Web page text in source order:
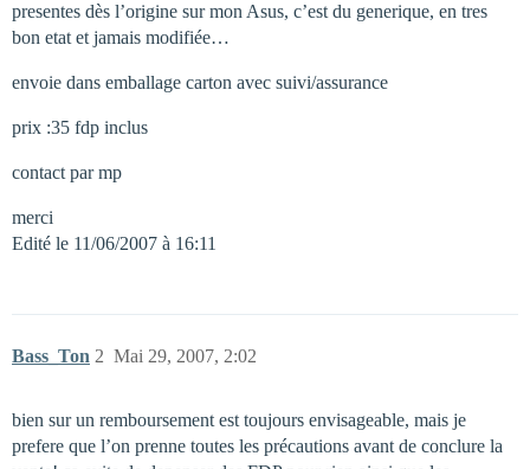
presentes dès l’origine sur mon Asus, c’est du generique, en tres
bon etat et jamais modifiée…
envoie dans emballage carton avec suivi/assurance
prix :35 fdp inclus
contact par mp
merci
Edité le 11/06/2007 à 16:11
Bass_Ton Mai 29, 2007, 2:02
2
bien sur un remboursement est toujours envisageable, mais je
prefere que l’on prenne toutes les précautions avant de conclure la